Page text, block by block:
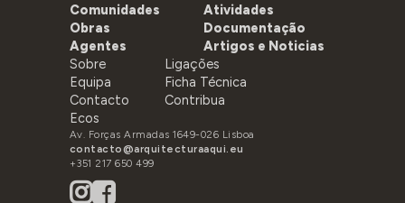
Comunidades
Obras
Agentes
Atividades
Documentação
Artigos e Noticias
Sobre
Equipa
Contacto
Ecos
Ligações
Ficha Técnica
Contribua
Av. Forças Armadas 1649-026 Lisboa
contacto@arquitecturaaqui.eu
+351 217 650 499